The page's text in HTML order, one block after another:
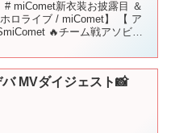
miComet新衣装お披露目 ＆
ロライブ / miComet】 【 ア
🔥チーム戦アソビ大
MVダイジェスト📸